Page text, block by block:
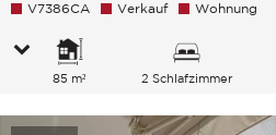
V7386CA Verkauf Wohnung
85 m² 2 Schlafzimmer